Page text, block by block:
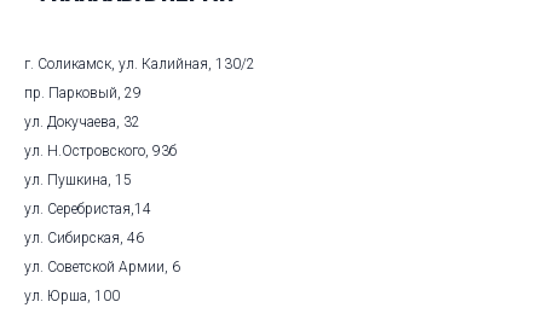
г. Соликамск, ул. Калийная, 130/2
пр. Парковый, 29
ул. Докучаева, 32
ул. Н.Островского, 93б
ул. Пушкина, 15
ул. Серебристая,14
ул. Сибирская, 46
ул. Советской Армии, 6
ул. Юрша, 100